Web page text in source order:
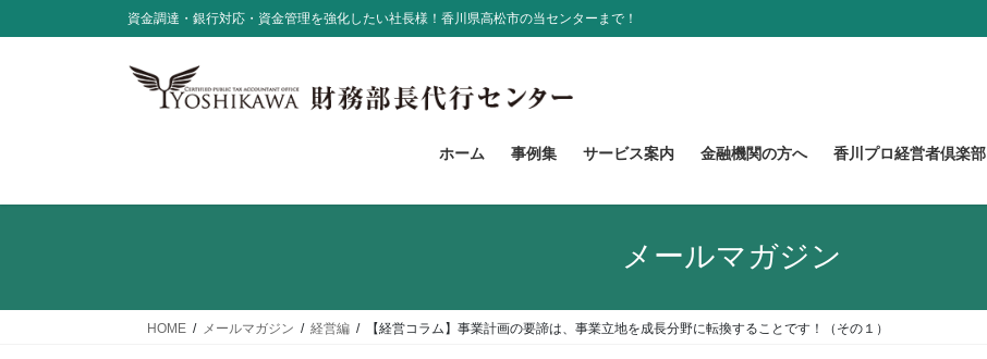
ン
ビ
資金調達・銀行対応・資金管理を強化したい社長様！香川県高松市の当センターまで！
ホーム 事例集 サービス案内 金融機関の方へ 香川プロ経営者倶楽部
メールマガジン
HOME メールマガジン 経営編 【経営コラム】事業計画の要諦は、事業立地を成長分野に転換することです！（その１）